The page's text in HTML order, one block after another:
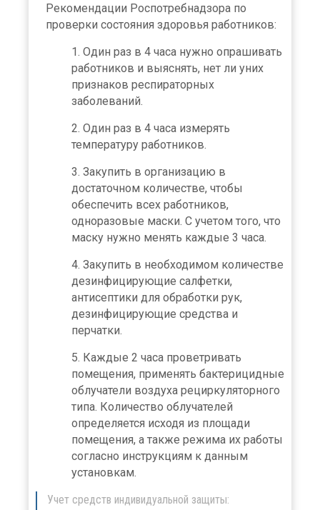
Рекомендации Роспотребнадзора по
проверки состояния здоровья работников:
Один раз в 4 часа нужно опрашивать
работников и выяснять, нет ли уних
признаков респираторных
заболеваний.
Один раз в 4 часа измерять
температуру работников.
Закупить в организацию в
достаточном количестве, чтобы
обеспечить всех работников,
одноразовые маски. С учетом того, что
маску нужно менять каждые 3 часа.
Закупить в необходимом количестве
дезинфицирующие салфетки,
антисептики для обработки рук,
дезинфицирующие средства и
перчатки.
Каждые 2 часа проветривать
помещения, применять бактерицидные
облучатели воздуха рециркуляторного
типа. Количество облучателей
определяется исходя из площади
помещения, а также режима их работы
согласно инструкциям к данным
установкам.
Учет средств индивидуальной защиты: